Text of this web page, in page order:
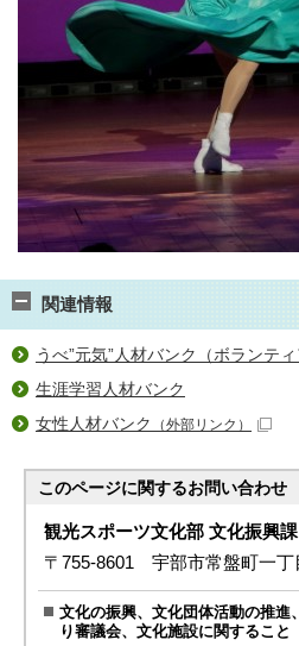
関連情報
うべ”元気”人材バンク（ボランティ
生涯学習人材バンク
女性人材バンク
（外部リンク）
このページに関するお問い合わせ
観光スポーツ文化部 文化振興課
〒755-8601 宇部市常盤町一丁
文化の振興、文化団体活動の推進
り審議会、文化施設に関すること